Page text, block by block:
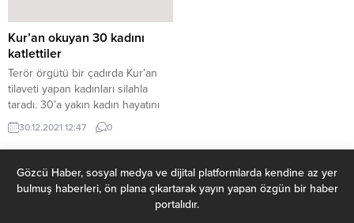
Kur’an okuyan 30 kadını
katlettiler
Terör örgütü bir çadırda Kur’an
tilaveti yapan kadınları silahla
taradı. 30’a yakın kadın hayatını
kaybetti. Kampta Kur’an-ı Kerim
okuyanlara ciddi yaptırım
uygulanıyor. Teröristler buldukları
Kur’anları yaktıkları için kutsal
kitaplar toprağa gömülerek
30.12.2021 12:47 0
Gözcü Haber, sosyal medya ve dijital platformlarda kendine az yer
bulmuş haberleri, ön plana çıkartarak yayın yapan özgün bir haber
portalıdır.